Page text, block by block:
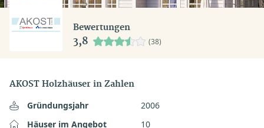
Bewertungen
3,8 (38)
AKOST Holzhäuser in Zahlen
Gründungsjahr
2006
Häuser im Angebot
10